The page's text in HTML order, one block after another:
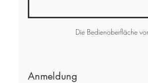
Die Bedienoberfläche
Anmeldung